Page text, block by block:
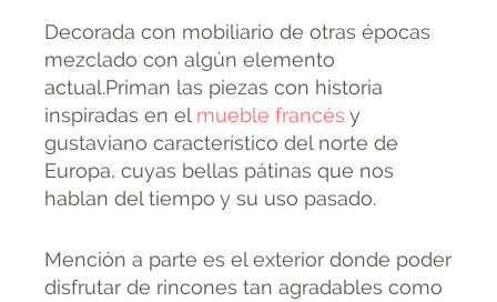
Decorada con mobiliario de otras épocas
mezclado con algún elemento
actual.Priman las piezas con historia
inspiradas en el mueble francés y
gustaviano característico del norte de
Europa, cuyas bellas pátinas que nos
hablan del tiempo y su uso pasado.
Mención a parte es el exterior donde poder
disfrutar de rincones tan agradables como